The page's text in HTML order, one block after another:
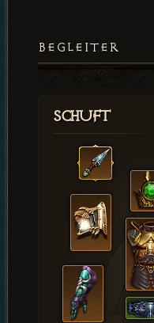
BEGLEITER
Schuft